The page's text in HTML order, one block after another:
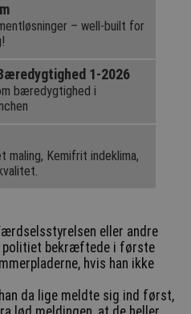
– well-built for
1-2026
bæredygtighed i
maling, Kemifrit indeklima,
eller andre
politiet bekræftede i første
hvis han ikke
da lige meldte sig ind først,